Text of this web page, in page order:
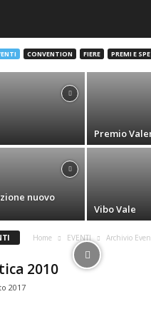
CONVENTION FIERE PREMI E
cooperazione alla
di Vibo
2017
Premio
nuovo
Vibo Vale
Home EVENTI Archivio
2010
2017